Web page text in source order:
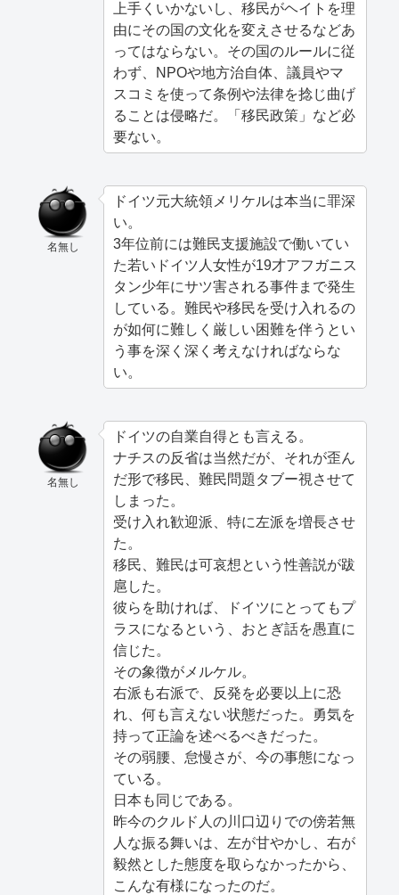
上手くいかないし、移民がヘイトを理
由にその国の文化を変えさせるなどあ
ってはならない。その国のルールに従
わず、NPOや地方治自体、議員やマ
スコミを使って条例や法律を捻じ曲げ
ることは侵略だ。「移民政策」など必
要ない。
名無し
ドイツ元大統領メリケルは本当に罪深
い。
3年位前には難民支援施設で働いてい
た若いドイツ人女性が19才アフガニス
タン少年にサツ害される事件まで発生
している。難民や移民を受け入れるの
が如何に難しく厳しい困難を伴うとい
う事を深く深く考えなければならな
い。
名無し
ドイツの自業自得とも言える。
ナチスの反省は当然だが、それが歪ん
だ形で移民、難民問題タブー視させて
しまった。
受け入れ歓迎派、特に左派を増長させ
た。
移民、難民は可哀想という性善説が跋
扈した。
彼らを助ければ、ドイツにとってもプ
ラスになるという、おとぎ話を愚直に
信じた。
その象徴がメルケル。
右派も右派で、反発を必要以上に恐
れ、何も言えない状態だった。勇気を
持って正論を述べるべきだった。
その弱腰、怠慢さが、今の事態になっ
ている。
日本も同じである。
昨今のクルド人の川口辺りでの傍若無
人な振る舞いは、左が甘やかし、右が
毅然とした態度を取らなかったから、
こんな有様になったのだ。